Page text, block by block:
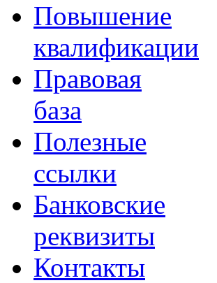
Повышение
квалификации
Правовая
база
Полезные
ссылки
Банковские
реквизиты
Контакты